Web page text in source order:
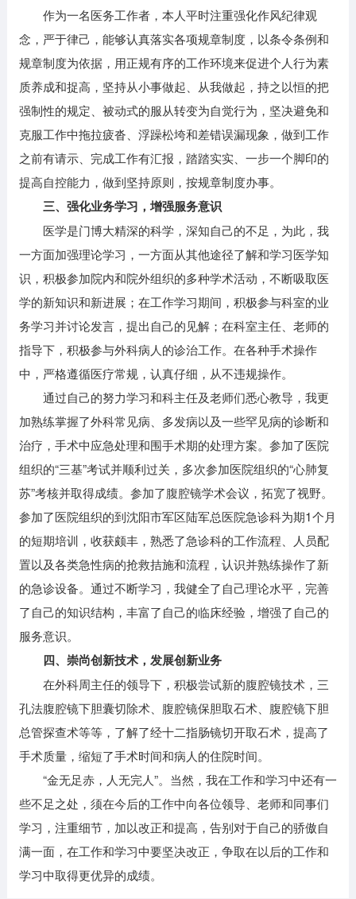
作为一名医务工作者，本人平时注重强化作风纪律观
念，严于律己，能够认真落实各项规章制度，以条令条例和
规章制度为依据，用正规有序的工作环境来促进个人行为素
质养成和捉高，坚持从小事做起、从我做起，持之以恒的把
强制性的规定、被动式的服从转变为自觉行为，坚决避免和
克服工作中拖拉疲沓、浮躁松垮和差错误漏现象，做到工作
之前有请示、完成工作有汇报，踏踏实实、一步一个脚印的
提高自控能力，做到坚持原则，按规章制度办事。
三、强化业务学习，增强服务意识
医学是门博大精深的科学，深知自己的不足，为此，我
一方面加强理论学习，一方面从其他途径了解和学习医学知
识，积极参加院内和院外组织的多种学术活动，不断吸取医
学的新知识和新进展；在工作学习期间，积极参与科室的业
务学习并讨论发言，提出自己的见解；在科室主任、老师的
指导下，积极参与外科病人的诊治工作。在各种手术操作
中，严格遵循医疗常规，认真仔细，从不违规操作。
通过自己的努力学习和科主任及老师们悉心教导，我更
加熟练掌握了外科常见病、多发病以及一些罕见病的诊断和
治疗，手术中应急处理和围手术期的处理方案。参加了医院
组织的“三基”考试并顺利过关，多次参加医院组织的“心肺复
苏”考核并取得成绩。参加了腹腔镜学术会议，拓宽了视野。
参加了医院组织的到沈阳市军区陆军总医院急诊科为期1个月
的短期培训，收获颇丰，熟悉了急诊科的工作流程、人员配
置以及各类急性病的抢救拮施和流程，认识并熟练操作了新
的急诊设备。通过不断学习，我健全了自己理论水平，完善
了自己的知识结构，丰富了自己的临床经验，增强了自己的
服务意识。
四、崇尚创新技术，发展创新业务
在外科周主任的领导下，积极尝试新的腹腔镜技术，三
孔法腹腔镜下胆囊切除术、腹腔镜保胆取石术、腹腔镜下胆
总管探查术等等，了解了经十二指肠镜切开取石术，提高了
手术质量，缩短了手术时间和病人的住院时间。
“金无足赤，人无完人”。当然，我在工作和学习中还有一
些不足之处，须在今后的工作中向各位领导、老师和同事们
学习，注重细节，加以改正和提高，告别对于自己的骄傲自
满一面，在工作和学习中要坚决改正，争取在以后的工作和
学习中取得更优异的成绩。